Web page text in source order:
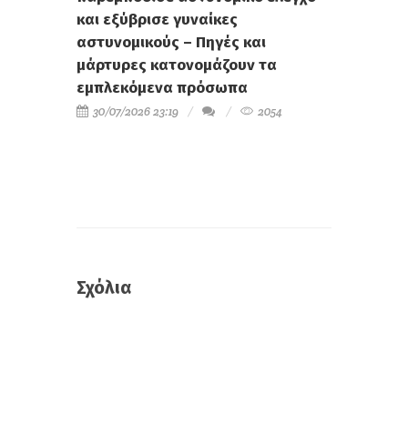
και εξύβρισε γυναίκες
αστυνομικούς – Πηγές και
μάρτυρες κατονομάζουν τα
εμπλεκόμενα πρόσωπα
30/07/2026 23:19 2054
Σχόλια